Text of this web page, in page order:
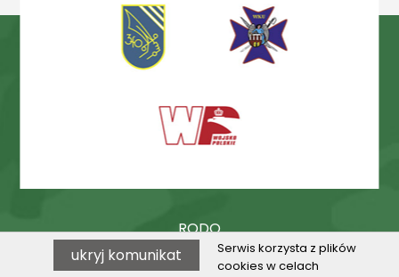
RODO
Procedury
Serwis korzysta z plików
cookies w celach
ukryj komunikat